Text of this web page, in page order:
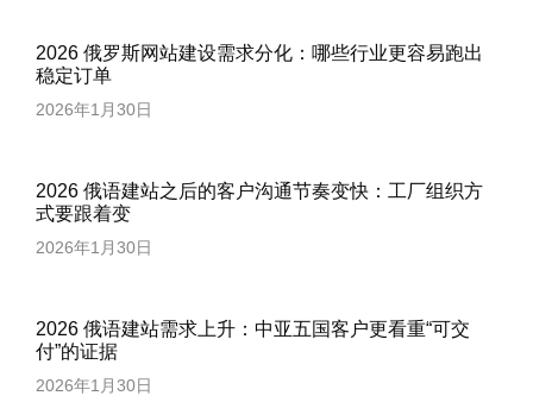
2026 俄罗斯网站建设需求分化：哪些行业更容易跑出
稳定订单
2026年1月30日
2026 俄语建站之后的客户沟通节奏变快：工厂组织方
式要跟着变
2026年1月30日
2026 俄语建站需求上升：中亚五国客户更看重“可交
付”的证据
2026年1月30日